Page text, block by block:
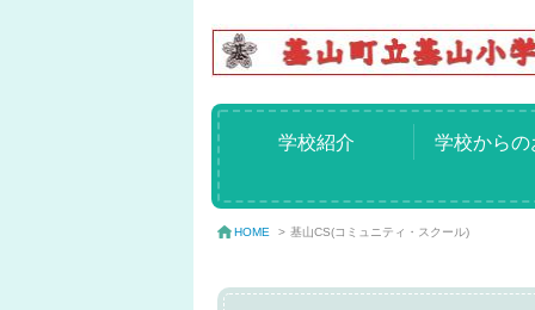
学校紹介 学校からの
HOME > 基山CS(コミュニティ・スクール)